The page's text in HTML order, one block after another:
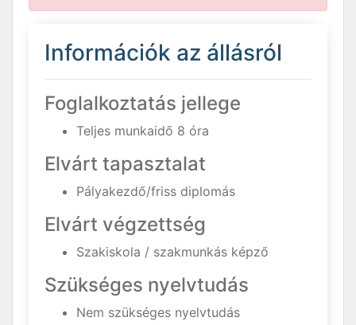
Információk az állásról
Foglalkoztatás jellege
Teljes munkaidő 8 óra
Elvárt tapasztalat
Pályakezdő/friss diplomás
Elvárt végzettség
Szakiskola / szakmunkás képző
Szükséges nyelvtudás
Nem szükséges nyelvtudás